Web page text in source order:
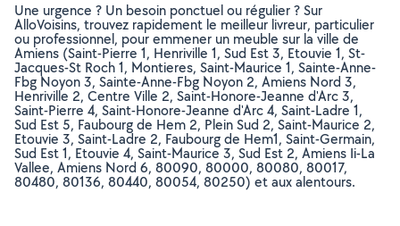
Une urgence ? Un besoin ponctuel ou régulier ? Sur
AlloVoisins, trouvez rapidement le meilleur livreur, particulier
ou professionnel, pour emmener un meuble sur la ville de
Amiens (Saint-Pierre 1, Henriville 1, Sud Est 3, Etouvie 1, St-
Jacques-St Roch 1, Montieres, Saint-Maurice 1, Sainte-Anne-
Fbg Noyon 3, Sainte-Anne-Fbg Noyon 2, Amiens Nord 3,
Henriville 2, Centre Ville 2, Saint-Honore-Jeanne d'Arc 3,
Saint-Pierre 4, Saint-Honore-Jeanne d'Arc 4, Saint-Ladre 1,
Sud Est 5, Faubourg de Hem 2, Plein Sud 2, Saint-Maurice 2,
Etouvie 3, Saint-Ladre 2, Faubourg de Hem1, Saint-Germain,
Sud Est 1, Etouvie 4, Saint-Maurice 3, Sud Est 2, Amiens Ii-La
Vallee, Amiens Nord 6, 80090, 80000, 80080, 80017,
80480, 80136, 80440, 80054, 80250) et aux alentours.